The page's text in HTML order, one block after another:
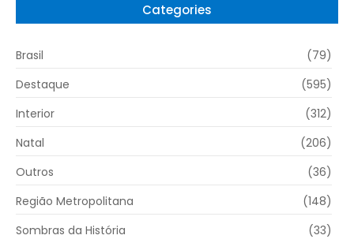
Categories
Brasil
(79)
Destaque
(595)
Interior
(312)
Natal
(206)
Outros
(36)
Região Metropolitana
(148)
Sombras da História
(33)